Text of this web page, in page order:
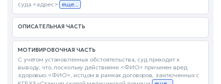
суда <адрес> еще...
ОПИСАТЕЛЬНАЯ ЧАСТЬ
МОТИВИРОВОЧНАЯ ЧАСТЬ
С учетом установленных обстоятельства, суд приходит к
выводу, что, поскольку действиями <ФИО> причинен вред
здоровью <ФИО>, истцом в рамках договоров, заключенных с